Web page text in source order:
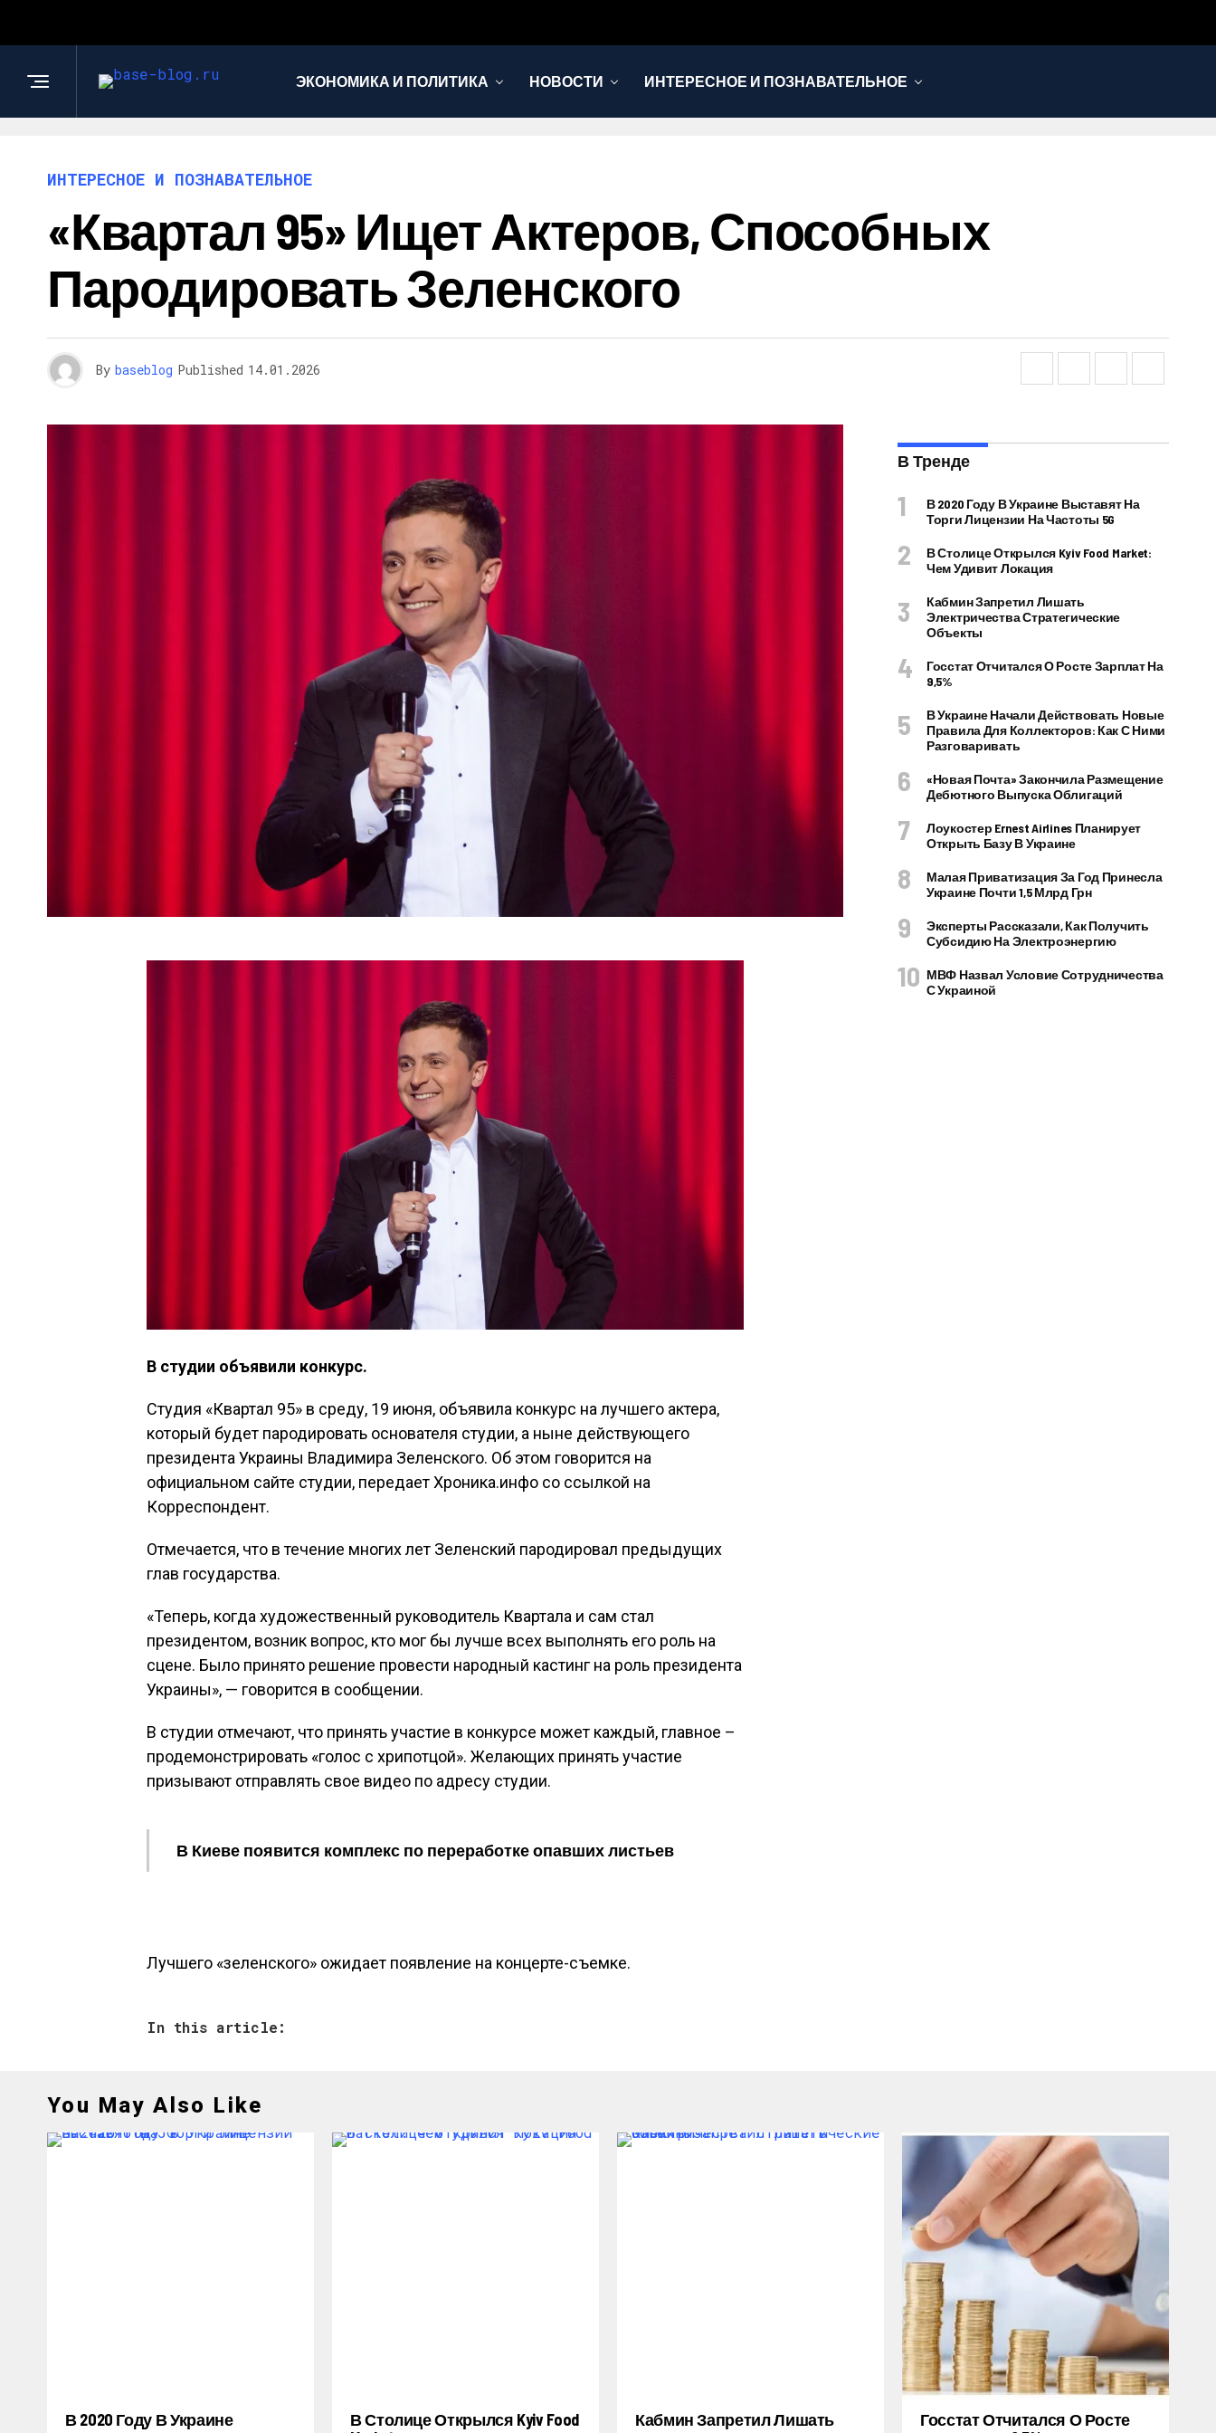
ЭКОНОМИКА И ПОЛИТИКА НОВОСТИ ИНТЕРЕСНОЕ И ПОЗНАВАТЕЛЬНОЕ
ИНТЕРЕСНОЕ И ПОЗНАВАТЕЛЬНОЕ
«Квартал 95» Ищет Актеров, Способных
Пародировать Зеленского
By baseblog Published 14.01.2026
В студии объявили конкурс.
Студия «Квартал 95» в среду, 19 июня, объявила конкурс на лучшего актера,
который будет пародировать основателя студии, а ныне действующего
президента Украины Владимира Зеленского. Об этом говорится на
официальном сайте студии, передает Хроника.инфо со ссылкой на
Корреспондент.
Отмечается, что в течение многих лет Зеленский пародировал предыдущих
глав государства.
«Теперь, когда художественный руководитель Квартала и сам стал
президентом, возник вопрос, кто мог бы лучше всех выполнять его роль на
сцене. Было принято решение провести народный кастинг на роль президента
Украины», — говорится в сообщении.
В студии отмечают, что принять участие в конкурсе может каждый, главное –
продемонстрировать «голос с хрипотцой». Желающих принять участие
призывают отправлять свое видео по адресу студии.
В Киеве появится комплекс по переработке опавших листьев
Лучшего «зеленского» ожидает появление на концерте-съемке.
In this article:
В Тренде
В 2020 Году В Украине Выставят На
Торги Лицензии На Частоты 5G
В Столице Открылся Kyiv Food Market:
Чем Удивит Локация
Кабмин Запретил Лишать
Электричества Стратегические
Объекты
Госстат Отчитался О Росте Зарплат На
9,5%
В Украине Начали Действовать Новые
Правила Для Коллекторов: Как С Ними
Разговаривать
«Новая Почта» Закончила Размещение
Дебютного Выпуска Облигаций
Лоукостер Ernest Airlines Планирует
Открыть Базу В Украине
Малая Приватизация За Год Принесла
Украине Почти 1,5 Млрд Грн
Эксперты Рассказали, Как Получить
Субсидию На Электроэнергию
МВФ Назвал Условие Сотрудничества
С Украиной
You May Also Like
В 2020 Году В Украине
В Столице Открылся Kyiv Food
Кабмин Запретил Лишать
Госстат Отчитался О Росте